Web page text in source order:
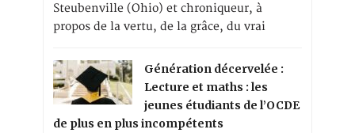
Steubenville (Ohio) et chroniqueur, à
propos de la vertu, de la grâce, du vrai
Génération décervelée :
Lecture et maths : les
jeunes étudiants de l’OCDE
de plus en plus incompétents